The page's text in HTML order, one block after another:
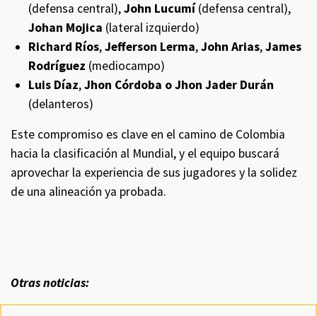
(defensa central),John Lucumí(defensa central),
Johan Mojica (lateral izquierdo)
Richard Ríos,Jefferson Lerma,John Arias,James
Rodríguez (mediocampo)
Luis Díaz,Jhon Córdoba o Jhon Jader Durán
(delanteros)
Este compromiso es clave en el camino de Colombia
hacia la clasificación al Mundial, y el equipo buscará
aprovechar la experiencia de sus jugadores y la solidez
de una alineación ya probada.
Otras noticias: